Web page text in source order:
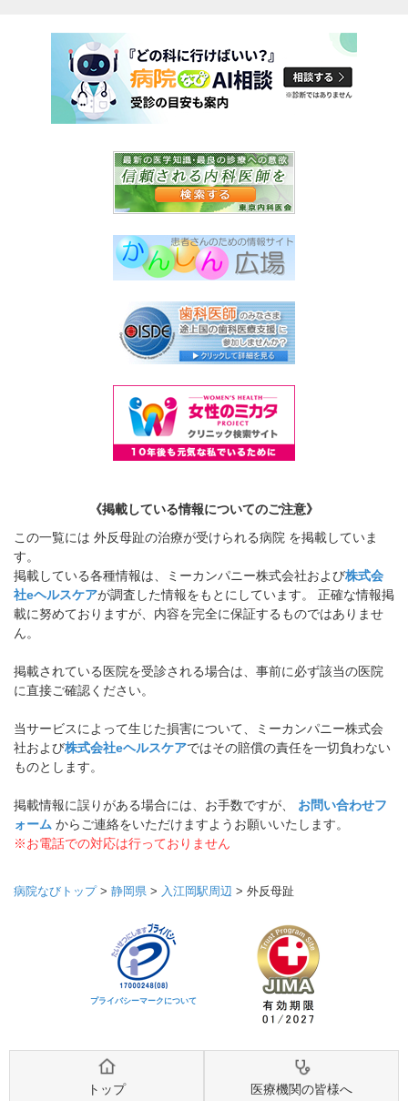
《掲載している情報についてのご注意》
この一覧には 外反母趾の治療が受けられる病院 を掲載していま
す。
掲載している各種情報は、ミーカンパニー株式会社および株式会
社eヘルスケアが調査した情報をもとにしています。 正確な情報掲
載に努めておりますが、内容を完全に保証するものではありませ
ん。
掲載されている医院を受診される場合は、事前に必ず該当の医院
に直接ご確認ください。
当サービスによって生じた損害について、ミーカンパニー株式会
社および株式会社eヘルスケアではその賠償の責任を一切負わない
ものとします。
掲載情報に誤りがある場合には、お手数ですが、 お問い合わせフ
ォーム からご連絡をいただけますようお願いいたします。
※お電話での対応は行っておりません
病院なびトップ> 静岡県 > 入江岡駅周辺 > 外反母趾
プライバシーマークについて
トップ 医療機関の皆様へ